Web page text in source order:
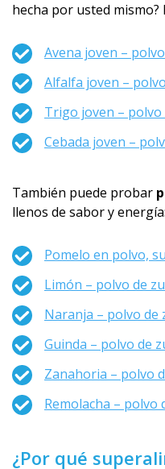
hecha por usted mismo?
Avena joven –
Alfalfa joven –
Trigo joven – polvo
Cebada joven –
También puede probar
llenos de sabor y energía:
Pomelo en polvo,
Limón – polvo de
Naranja – polvo de
Guinda – polvo de
Zanahoria – polvo
Remolacha – polvo
¿Por qué